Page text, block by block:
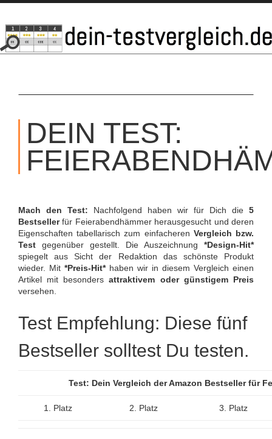
SKIP
CONTENT
DEIN TEST:
Mach den Test: Nachfolgend haben wir für Dich die 5
Bestsellerfür Feierabendhämmer herausgesucht und deren
Eigenschaften tabellarisch zum einfacheren Vergleich bzw.
Test gegenüber gestellt. Die Auszeichnung *Design-Hit*
spiegelt aus Sicht der Redaktion das schönste Produkt
wieder. Mit *Preis-Hit*haben wir in diesem Vergleich einen
Artikel mit besondersattraktivem oder günstigem Preis
versehen.
Test Empfehlung: Diese fünf
Bestseller solltest Du testen.
Test: Dein Vergleich der Amazon Bestseller für
1. Platz 2. Platz 3. Platz